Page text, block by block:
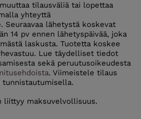
tilausväliä tai lopettaa
yhteyttä
Seuraavaa lähetystä koskevat
14 pv ennen lähetyspäivää, joka
laskusta. Tuotetta koskee
Lue täydelliset tiedot
sekä peruutusoikeudesta
. Viimeistele tilaus
liittyy maksuvelvollisuus.